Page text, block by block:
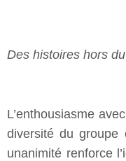
Des histoires hors
L’enthousiasme
diversité du groupe
unanimité renforce